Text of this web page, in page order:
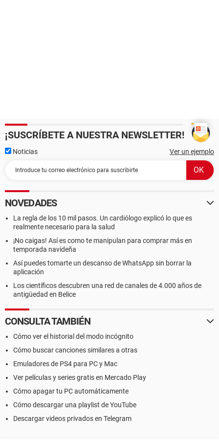
¡SUSCRÍBETE A NUESTRA NEWSLETTER!
Noticias Ver un ejemplo
NOVEDADES
La regla de los 10 mil pasos. Un cardiólogo explicó lo que es
realmente necesario para la salud
¡No caigas! Así es como te manipulan para comprar más en
temporada navideña
Así puedes tomarte un descanso de WhatsApp sin borrar la
aplicación
Los científicos descubren una red de canales de 4.000 años de
antigüedad en Belice
CONSULTA TAMBIÉN
Cómo ver el historial del modo incógnito
Cómo buscar canciones similares a otras
Emuladores de PS4 para PC y Mac
Ver películas y series gratis en Mercado Play
Cómo apagar tu PC automáticamente
Cómo descargar una playlist de YouTube
Descargar videos privados en Telegram